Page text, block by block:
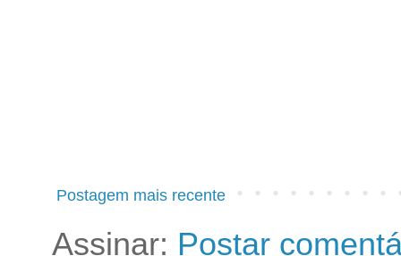
Postagem mais recente
Assinar: Postar